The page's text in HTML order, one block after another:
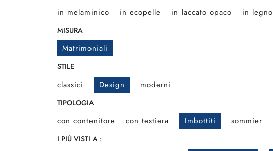
in melaminico in ecopelle in laccato opaco in legno
MISURA
Matrimoniali
STILE
classici Design moderni
TIPOLOGIA
con contenitore con testiera Imbottiti sommier
I PIÙ VISTI A :